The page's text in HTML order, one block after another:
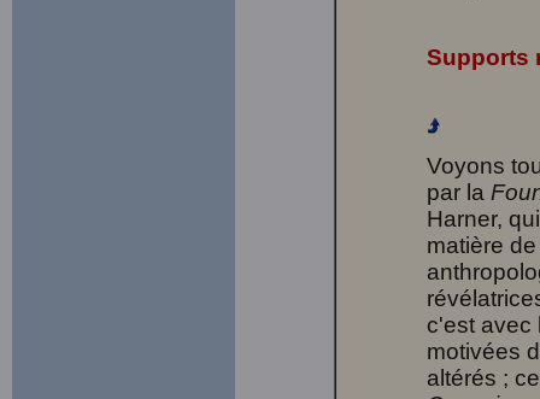
Supports
Voyons
par la
Harner,
matière
c'est avec
motivées
altérés ;